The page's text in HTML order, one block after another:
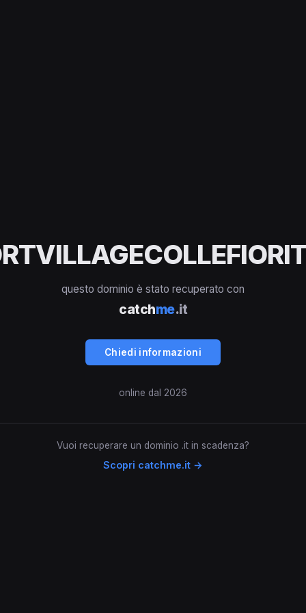
questo dominio è stato recuperato con
catchme.it
Chiedi informazioni
online dal 2026
Vuoi recuperare un dominio .it in scadenza?
Scopri catchme.it →